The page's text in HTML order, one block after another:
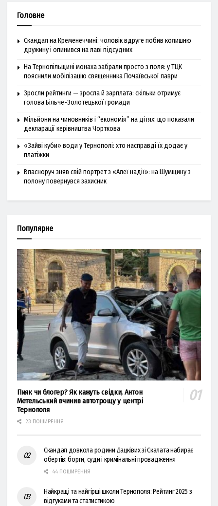
Головне
Скандал на Кременеччині: чоловік вдруге побив колишню
дружину і опинився на лаві підсудних
На Тернопільщині монаха забрали просто з поля: у ТЦК
пояснили мобілізацію священника Почаївської лаври
Зросли рейтинги — зросла й зарплата: скільки отримує
голова Більче-Золотецької громади
Мільйони на чиновників і “економія” на дітях: що показали
декларації керівництва Чорткова
«Зайві куби» води у Тернополі: хто насправді їх додає у
платіжки
Власноруч зняв свій портрет з «Алеї надії»: на Шумщину з
полону повернувся захисник
Популярне
Пияк чи блогер? Як кажуть свідки, Антон
Метельський вчинив автотрощу у центрі
Тернополя
23 ПОШИРЕННЯ
Скандал довкола родини Дацківих зі Скалата набирає
обертів: борги, суди і кримінальні провадження
44 ПОШИРЕННЯ
Найкращі та найгірші школи Тернополя: Рейтинг 2025 з
відгуками та статистикою